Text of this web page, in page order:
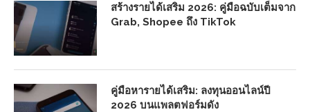
สร้างรายได้เสริม 2026: คู่มือฉบับเต็มจาก
Grab, Shopee ถึง TikTok
คู่มือหารายได้เสริม: ลงทุนออนไลน์ปี
2026 บนแพลตฟอร์มดัง